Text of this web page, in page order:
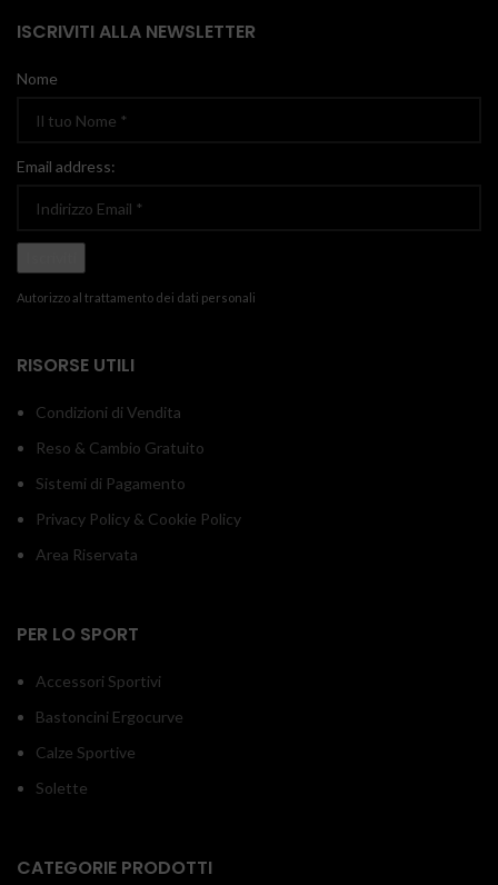
ISCRIVITI ALLA NEWSLETTER
Nome
Email address:
Autorizzo al trattamento dei dati personali
RISORSE UTILI
Condizioni di Vendita
Reso & Cambio Gratuito
Sistemi di Pagamento
Privacy Policy & Cookie Policy
Area Riservata
PER LO SPORT
Accessori Sportivi
Bastoncini Ergocurve
Calze Sportive
Solette
CATEGORIE PRODOTTI